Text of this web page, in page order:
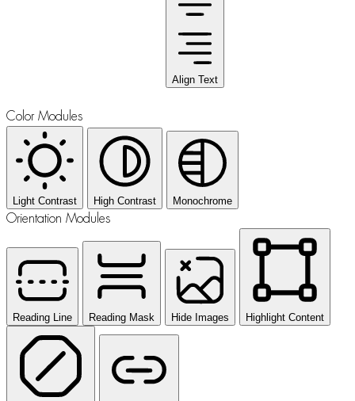
Align Text
Color Modules
Light Contrast High Contrast Monochrome
Orientation Modules
Reading Line Reading Mask Hide Images Highlight Content